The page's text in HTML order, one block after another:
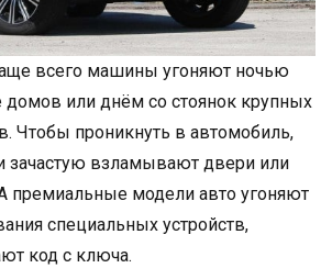
всего машины угоняют ночью
домов или днём со стоянок крупных
Чтобы проникнуть в автомобиль,
взламывают двери или
премиальные модели авто угоняют
специальных устройств,
код с ключа.